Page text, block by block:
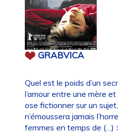
GRABVICA
Quel est le poids d’un
l’amour entre une mère
ose fictionner sur un
n’émoussera jamais
femmes en temps de (…)